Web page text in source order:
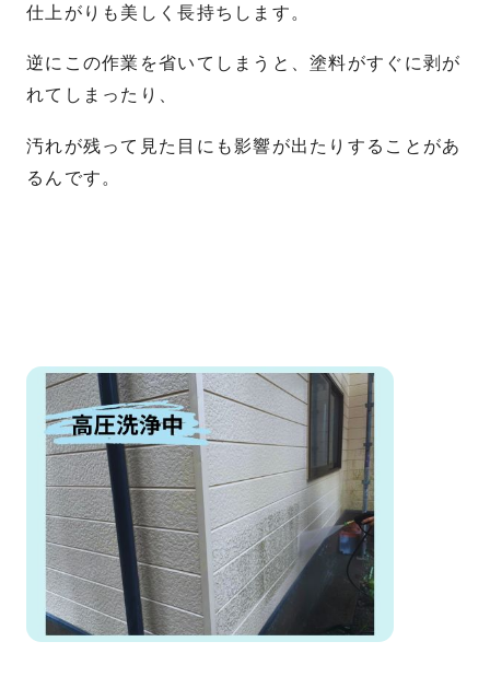
仕上がりも美しく長持ちします。
逆にこの作業を省いてしまうと、塗料がすぐに剥が
れてしまったり、
汚れが残って見た目にも影響が出たりすることがあ
るんです。